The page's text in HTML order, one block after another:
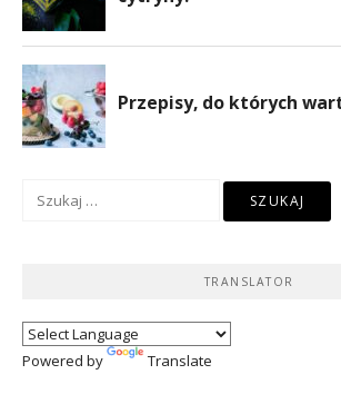
Szukaj:
TRANSLATOR
Powered by Translate